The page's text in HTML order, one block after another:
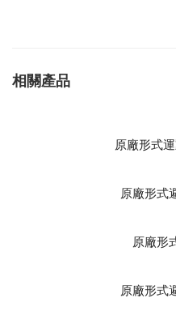
相關產品
原廠形式
原廠形式
原廠形
原廠形式